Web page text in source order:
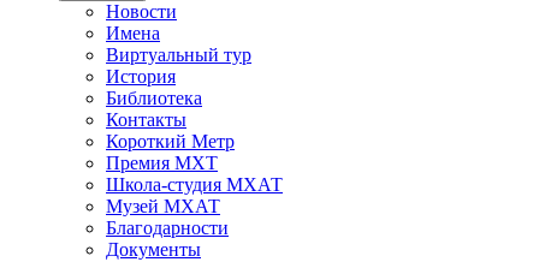
Новости
Имена
Виртуальный тур
История
Библиотека
Контакты
Короткий Метр
Премия МХТ
Школа-студия МХАТ
Музей МХАТ
Благодарности
Документы